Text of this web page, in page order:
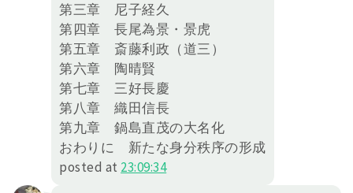
第三章 尼子経久
第四章 長尾為景・景虎
第五章 斎藤利政（道三）
第六章 陶晴賢
第七章 三好長慶
第八章 織田信長
第九章 鍋島直茂の大名化
おわりに 新たな身分秩序の形成
posted at 23:09:34